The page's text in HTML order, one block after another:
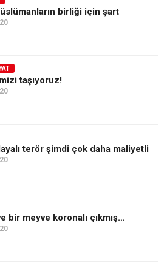
birliği için şart
taşıyoruz!
terör şimdi çok daha maliyetli
bir meyve koronalı çıkmış…